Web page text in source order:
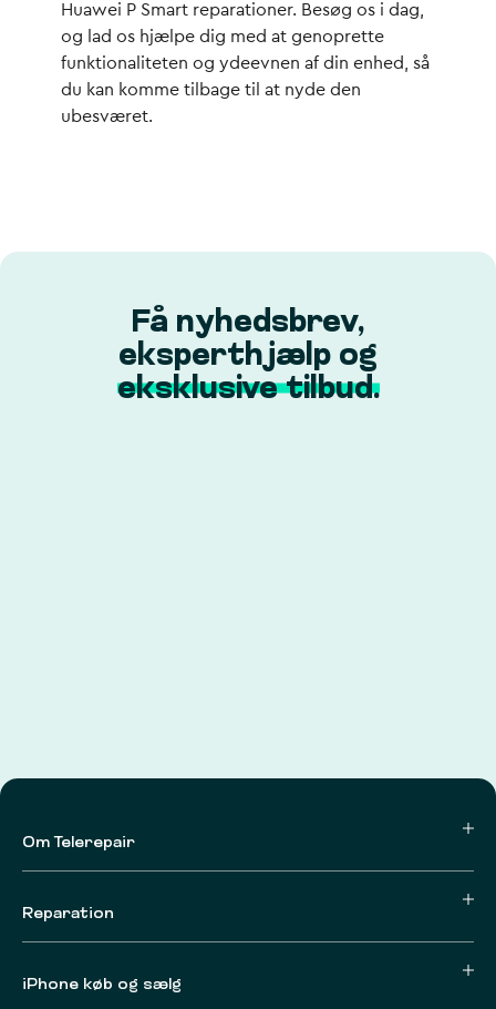
Huawei P Smart reparationer. Besøg os i dag,
og lad os hjælpe dig med at genoprette
funktionaliteten og ydeevnen af din enhed, så
du kan komme tilbage til at nyde den
ubesværet.
Få nyhedsbrev,
eksperthjælp og
eksklusive tilbud.
Om Telerepair
Reparation
iPhone køb og sælg